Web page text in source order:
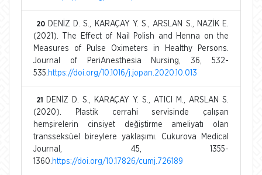
20
DENİZ D. S., KARAÇAY Y. S., ARSLAN S., NAZİK E.
(2021). The Effect of Nail Polish and Henna on the
Measures of Pulse Oximeters in Healthy Persons.
Journal of PeriAnesthesia Nursing, 36, 532-
535. https://doi.org/10.1016/j.jopan.2020.10.013
21
DENİZ D. S., KARAÇAY Y. S., ATICI M., ARSLAN S.
(2020). Plastik cerrahi servisinde çalışan
hemşirelerin cinsiyet değiştirme ameliyatı olan
transseksüel bireylere yaklaşımı. Cukurova Medical
Journal, 45, 1355-
1360. https://doi.org/10.17826/cumj.726189